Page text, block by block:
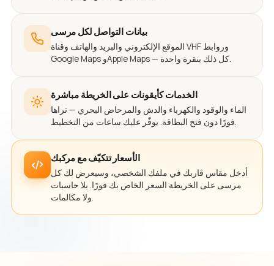
بيانات التواصل لكل مرسى
الموقع الإلكتروني والبريد والهاتف وقناة VHF وروابط
Google Maps وApple Maps — كل ذلك بنقرة واحدة.
الخدمات كأيقونات على الخريطة مباشرة
الماء والوقود والكهرباء والدش والمرحاض البحري — تراها
فورًا دون فتح البطاقة. يوفّر عليك ساعات من التخطيط.
الأسعار تتكيّف مع مركبك
أدخل مقاس قاربك في ملفك الشخصي، وسيعرض لك كل
مرسى على الخريطة السعر الخاص بك فورًا. بلا حاسبات
ولا مكالمات.